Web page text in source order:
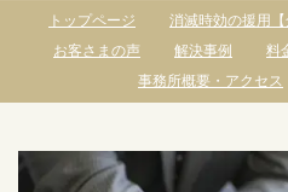
トップページ 消滅時効の援用【
お客さまの声
解決事例 料
事務所概要・アクセス